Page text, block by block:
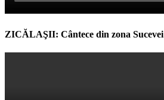
ZICĂLAŞII: Cântece din zona Sucevei